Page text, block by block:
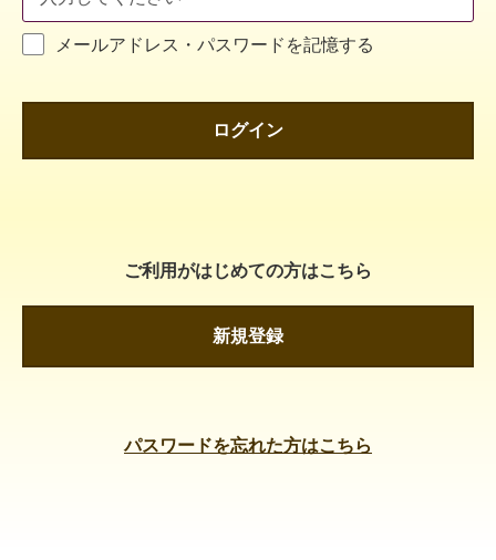
メールアドレス・パスワードを記憶する
ログイン
ご利用がはじめての方はこちら
新規登録
パスワードを忘れた方はこちら